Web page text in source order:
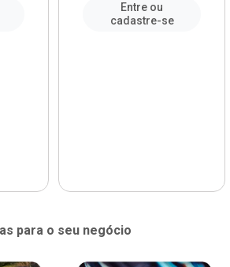
Entre ou
cadastre-se
para o seu negócio